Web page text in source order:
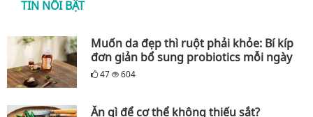
TIN NỔI BẬT
Muốn da đẹp thì ruột phải khỏe: Bí kíp
đơn giản bổ sung probiotics mỗi ngày
47 604
Ăn gì để cơ thể không thiếu sắt?